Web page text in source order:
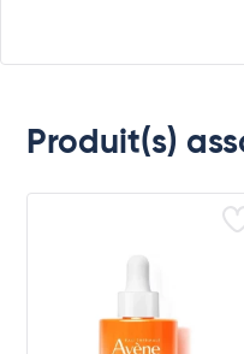
Produit(s)